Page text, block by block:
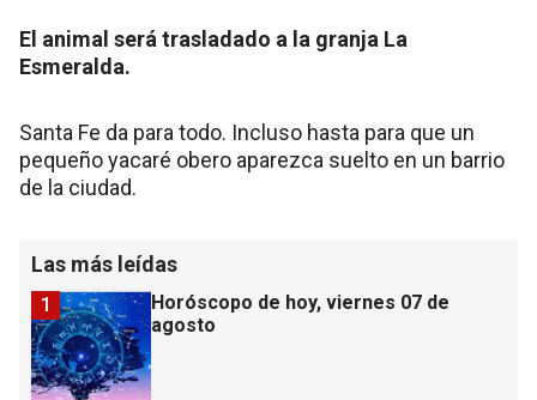
El animal será trasladado a la granja La
Esmeralda.
Santa Fe da para todo. Incluso hasta para que un
pequeño yacaré obero aparezca suelto en un barrio
de la ciudad.
Las más leídas
Horóscopo de hoy, viernes 07 de
agosto
1